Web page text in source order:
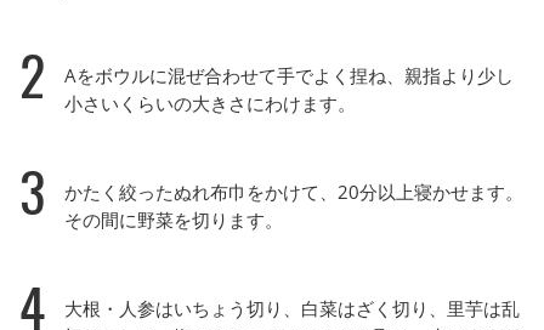
2
Aをボウルに混ぜ合わせて手でよく捏ね、親指より少し
小さいくらいの大きさにわけます。
3
かたく絞ったぬれ布巾をかけて、20分以上寝かせます。
その間に野菜を切ります。
4
大根・人参はいちょう切り、白菜はざく切り、里芋は乱